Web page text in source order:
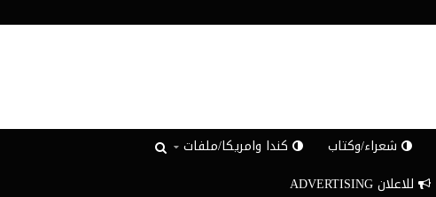
شعراء/وكتاب
كندا وامريكا/ملفات
للاعلان ADVERTISING